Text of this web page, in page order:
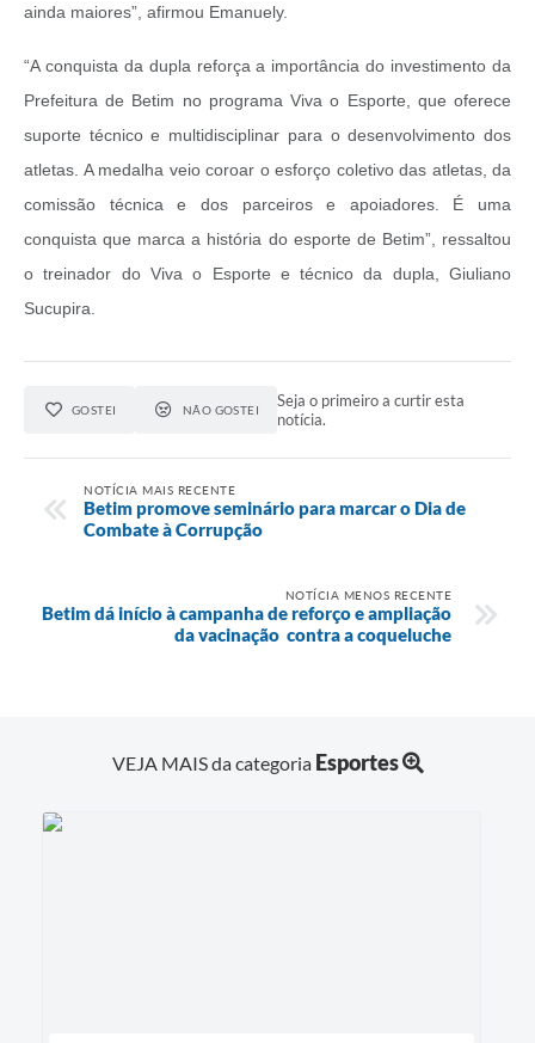
ainda maiores”, afirmou Emanuely.
“A conquista da dupla reforça a importância do investimento da
Prefeitura de Betim no programa Viva o Esporte, que oferece
suporte técnico e multidisciplinar para o desenvolvimento dos
atletas. A medalha veio coroar o esforço coletivo das atletas, da
comissão técnica e dos parceiros e apoiadores. É uma
conquista que marca a história do esporte de Betim”, ressaltou
o treinador do Viva o Esporte e técnico da dupla, Giuliano
Sucupira.
GOSTEI NÃO GOSTEI
Seja o primeiro a curtir esta
notícia.
NOTÍCIA MAIS RECENTE
Betim promove seminário para marcar o Dia de
Combate à Corrupção
NOTÍCIA MENOS RECENTE
Betim dá início à campanha de reforço e ampliação
da vacinação contra a coqueluche
VEJA MAIS da categoria Esportes